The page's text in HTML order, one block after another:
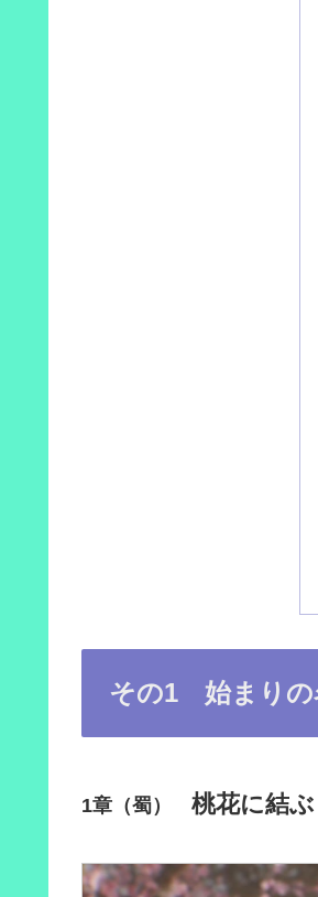
その1 始まりの
1章（蜀） 桃花に結ぶ